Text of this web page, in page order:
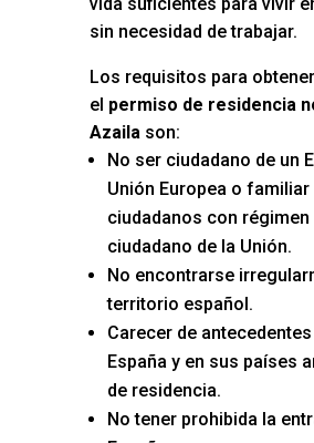
sin necesidad de trabajar.
Los requisitos para obtener
el permiso de residencia
Azailason:
No ser ciudadano de un
Unión Europea o familiar
ciudadanos con régimen
ciudadano de la Unión.
No encontrarse
territorio español.
Carecer de
España y en sus países
de residencia.
No tener prohibida la